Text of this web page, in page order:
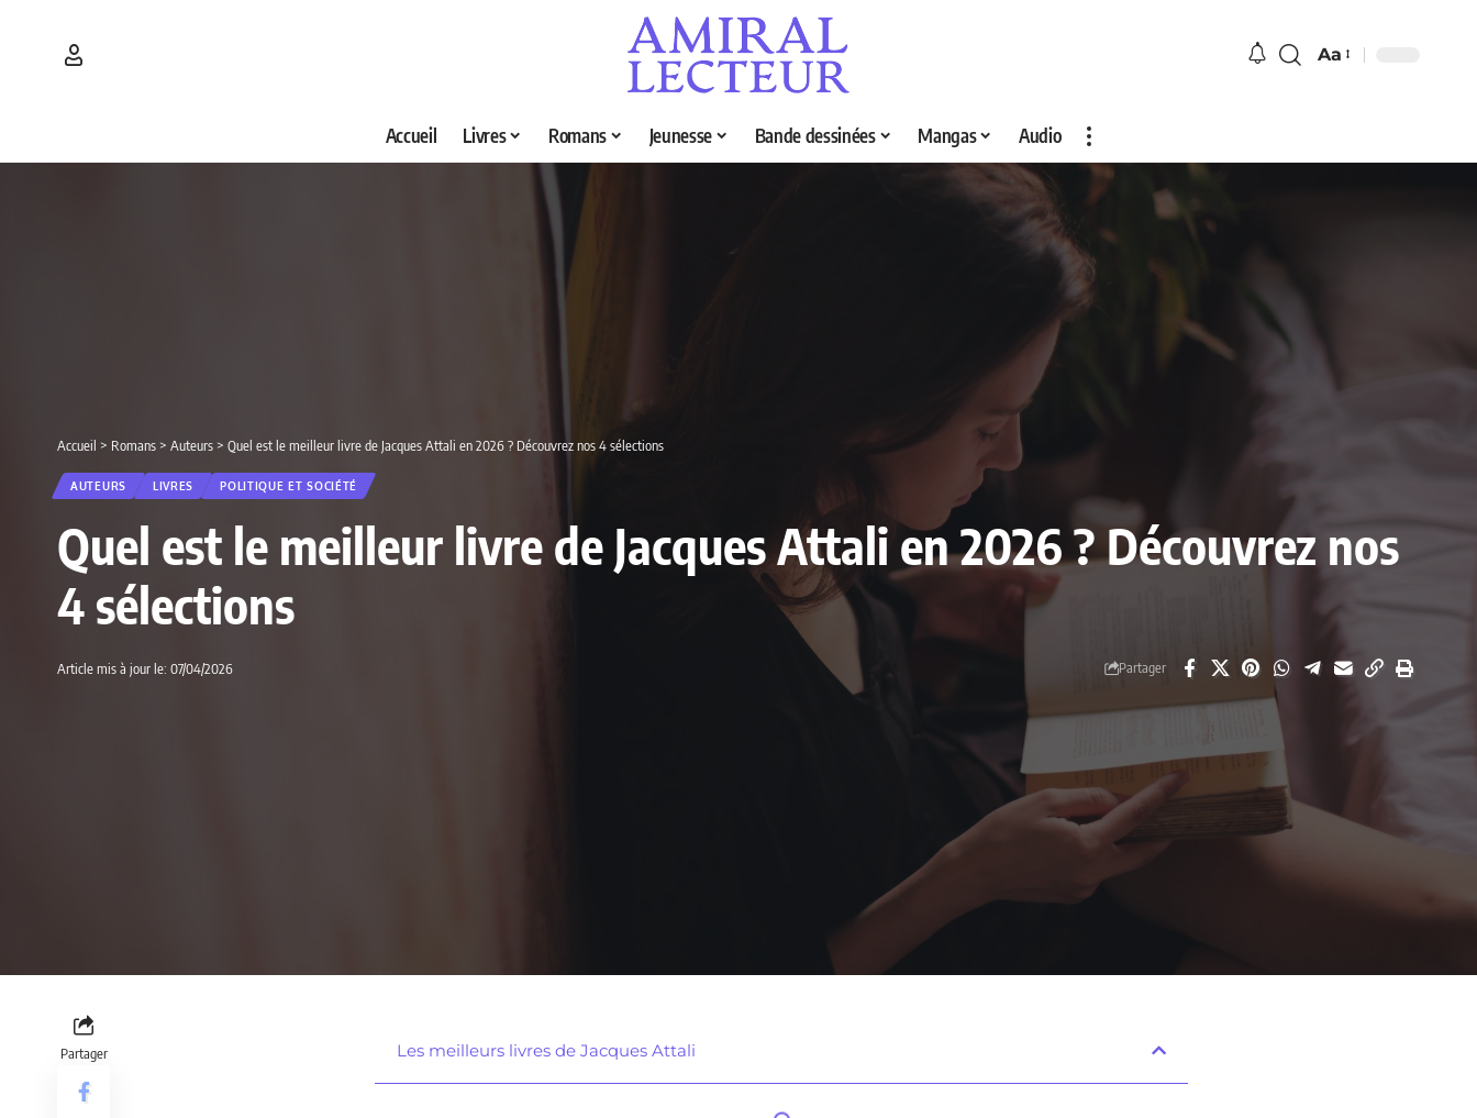
Aa
Accueil Livres Romans Jeunesse Bande dessinées Mangas Audio
Accueil > Romans > Auteurs > Quel est le meilleur livre de Jacques Attali en 2026 ? Découvrez nos 4 sélections
AUTEURS LIVRES POLITIQUE ET SOCIÉTÉ
Quel est le meilleur livre de Jacques Attali en 2026 ? Découvrez nos
4 sélections
Article mis à jour le: 07/04/2026 Partager
Partager Les meilleurs livres de Jacques Attali